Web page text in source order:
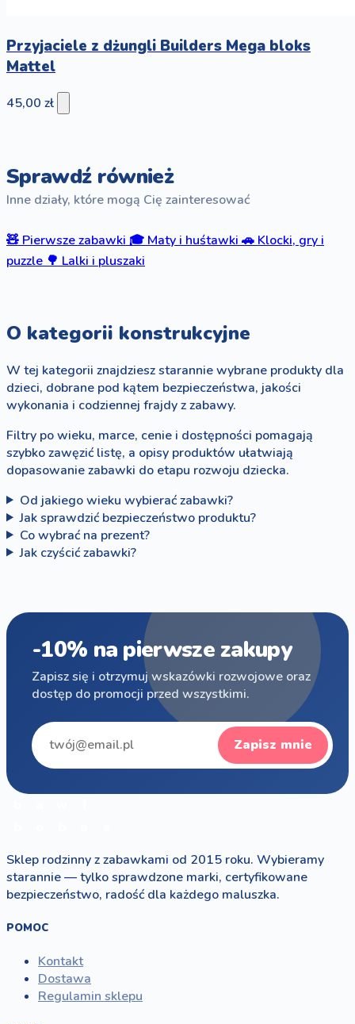
Przyjaciele z dżungli Builders Mega bloks
Mattel
45,00 zł
Sprawdź również
Inne działy, które mogą Cię zainteresować
🧸 Pierwsze zabawki 🎓 Maty i huśtawki 🚗 Klocki, gry i
puzzle 🌳 Lalki i pluszaki
O kategorii konstrukcyjne
W tej kategorii znajdziesz starannie wybrane produkty dla
dzieci, dobrane pod kątem bezpieczeństwa, jakości
wykonania i codziennej frajdy z zabawy.
Filtry po wieku, marce, cenie i dostępności pomagają
szybko zawęzić listę, a opisy produktów ułatwiają
dopasowanie zabawki do etapu rozwoju dziecka.
Od jakiego wieku wybierać zabawki?
Jak sprawdzić bezpieczeństwo produktu?
Co wybrać na prezent?
Jak czyścić zabawki?
-10% na pierwsze zakupy
Zapisz się i otrzymuj wskazówki rozwojowe oraz
dostęp do promocji przed wszystkimi.
Zapisz mnie
Sklep rodzinny z zabawkami od 2015 roku. Wybieramy
starannie — tylko sprawdzone marki, certyfikowane
bezpieczeństwo, radość dla każdego maluszka.
POMOC
Kontakt
Dostawa
Regulamin sklepu